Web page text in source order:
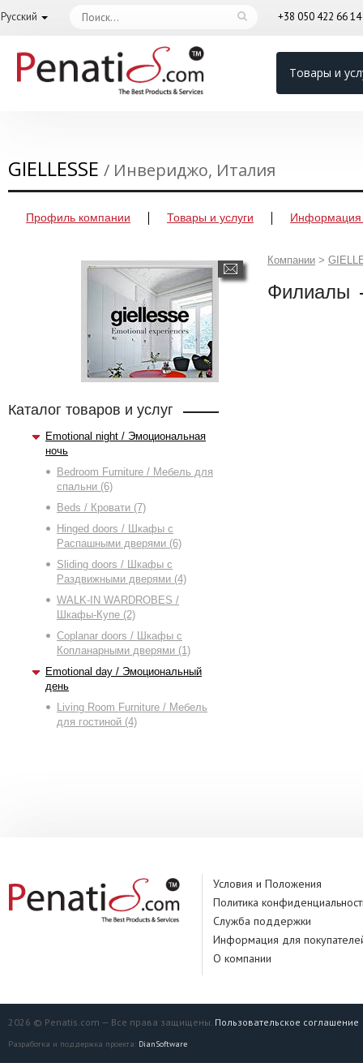
Русский +38 050 422 66 14
Товары и
GIELLESSE / Инвериджо, Италия
Профиль компании Товары и услуги Информация
Каталог товаров и услуг
Emotional night / Эмоциональная
ночь
Bedroom Furniture / Мебель для
спальни (6)
Beds / Кровати (7)
Hinged doors / Шкафы с
Распашными дверями (6)
Sliding doors / Шкафы с
Раздвижными дверями (4)
WALK-IN WARDROBES /
Шкафы-Купе (2)
Сoplanar doors / Шкафы с
Копланарными дверями (1)
Emotional day / Эмоциональный
день
Living Room Furniture / Мебель
для гостиной (4)
Компании >
Филиалы
Условия и Положения
Политика
Служба поддержки
Информация для
О компании
2026 © Penatis.com — Все права защищены. Пользовательское соглашение
Разработка и поддержка проекта: DianSoftware